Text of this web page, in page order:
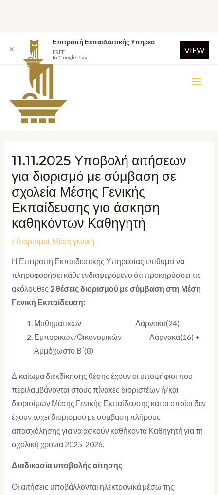
11.11.2025 Υποβολή αιτήσεων
για διορισμό με σύμβαση σε
σχολεία Μέσης Γενικής
Εκπαίδευσης για άσκηση
καθηκόντων Καθηγητή
/Διορισμοί, Μέση γενική
Η Επιτροπή Εκπαιδευτικής Υπηρεσίας επιθυμεί να
πληροφορήσει κάθε ενδιαφερόμενο ότι προκηρύσσει τις
ακόλουθες 2 θέσειςδιορισμού με σύμβαση στη Μέση
Γενική Εκπαίδευση:
Μαθηματικών Λάρνακα(24)
Εμπορικών/Οικονομικών Λάρνακα(16) +
Αμμόχωστο Β΄(8)
Δικαίωμα διεκδίκησης θέσης έχουν οι υποψήφιοι που
περιλαμβάνονται στους πίνακες διοριστέων ή/και
διορισίμων Μέσης Γενικής Εκπαίδευσης και οι οποίοι δεν
έχουν τύχει διορισμού με σύμβαση πλήρους
απασχόλησης για να ασκούν καθήκοντα Καθηγητή για τη
σχολική χρονιά 2025-2026.
Διαδικασία υποβολής αίτησης
Οι αιτήσεις υποβάλλονται ηλεκτρονικά μέσω της
✕
Επιτροπή Εκπαιδευτικής Υπηρεσ
FREE
In Google Play
VIEW